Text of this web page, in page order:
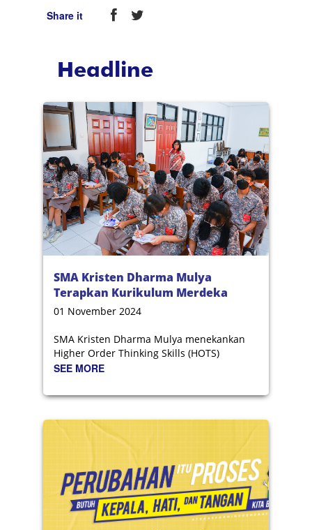
Share it
Headline
SMA Kristen Dharma Mulya
Terapkan Kurikulum Merdeka
Berbasis HOTS
01 November 2024
SMA Kristen Dharma Mulya menekankan
Higher Order Thinking Skills (HOTS)
SEE MORE